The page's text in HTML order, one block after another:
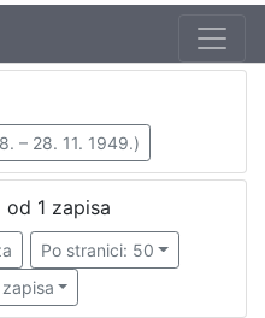
– 28. 11. 1949.)
od 1 zapisa
Po stranici: 50